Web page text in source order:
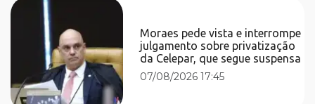
Moraes pede vista e interrompe
julgamento sobre privatização
da Celepar, que segue suspensa
07/08/2026 17:45